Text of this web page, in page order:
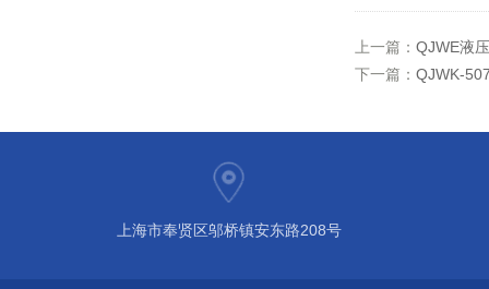
上一篇： QJWE液
下一篇： QJWK-
上海市奉贤区邬桥镇安东路208号